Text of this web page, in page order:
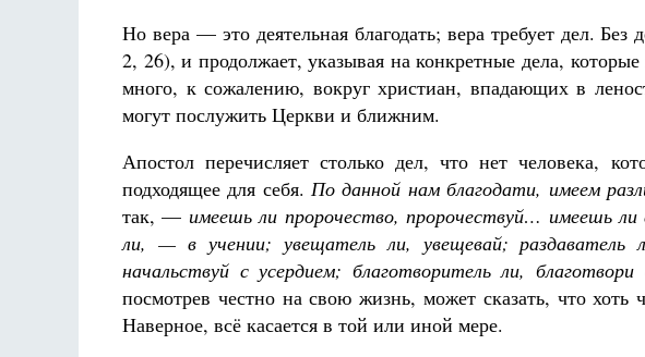
Но вера — это деятельная благодать; вера требует дел.
2, 26), и продолжает, указывая на конкретные дела,
много, к сожалению, вокруг христиан, впадающих в
могут послужить Церкви и ближним.
Апостол перечисляет столько дел, что нет человека,
подходящее для себя.По данной нам благодати, имеем
так, — имеешь ли пророчество, пророчествуй… имеешь
ли, — в учении; увещатель ли, увещевай; раздаватель
начальствуй с усердием; благотворитель ли,
посмотрев честно на свою жизнь, может сказать, что хоть
Наверное, всё касается в той или иной мере.